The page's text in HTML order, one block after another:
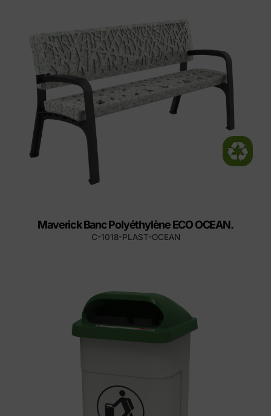
Maverick Banc Polyéthylène ECO OCEAN.
C-1018-PLAST-OCEAN